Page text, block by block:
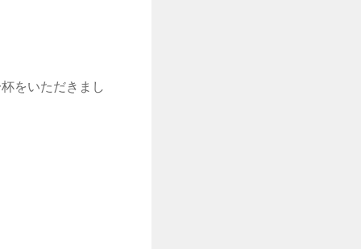
をいただきまし